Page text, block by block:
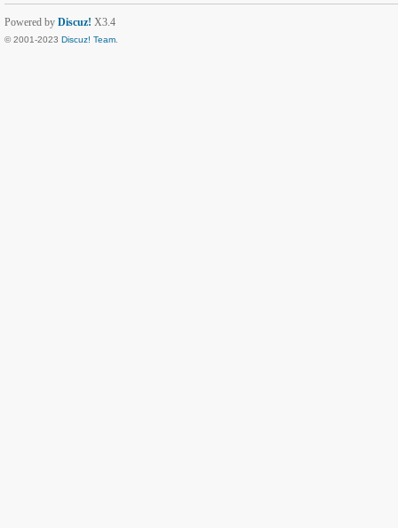
Powered by Discuz! X3.4
© 2001-2023 Discuz! Team